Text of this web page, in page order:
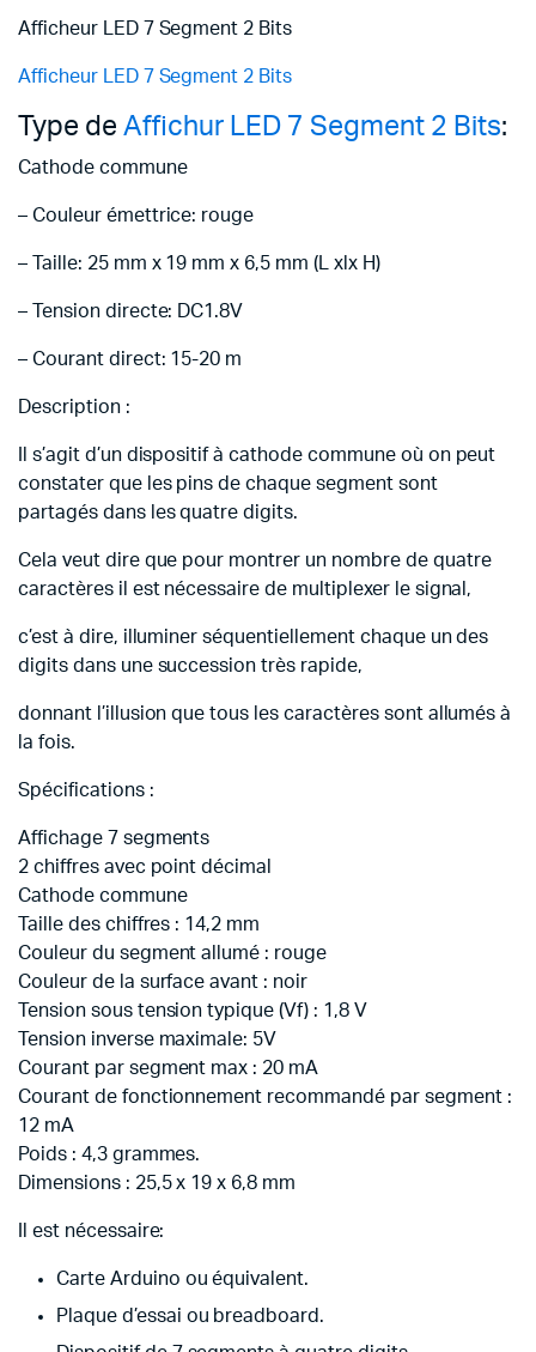
Afficheur LED 7 Segment 2 Bits
Afficheur LED 7 Segment 2 Bits
Type de Affichur LED 7 Segment 2 Bits:
Cathode commune
– Couleur émettrice: rouge
– Taille: 25 mm x 19 mm x 6,5 mm (L xlx H)
– Tension directe: DC1.8V
– Courant direct: 15-20 m
Description :
Il s’agit d’un dispositif à cathode commune où on peut
constater que les pins de chaque segment sont
partagés dans les quatre digits.
Cela veut dire que pour montrer un nombre de quatre
caractères il est nécessaire de multiplexer le signal,
c’est à dire, illuminer séquentiellement chaque un des
digits dans une succession très rapide,
donnant l’illusion que tous les caractères sont allumés à
la fois.
Spécifications :
Affichage 7 segments
2 chiffres avec point décimal
Cathode commune
Taille des chiffres : 14,2 mm
Couleur du segment allumé : rouge
Couleur de la surface avant : noir
Tension sous tension typique (Vf) : 1,8 V
Tension inverse maximale: 5V
Courant par segment max : 20 mA
Courant de fonctionnement recommandé par segment :
12 mA
Poids : 4,3 grammes.
Dimensions : 25,5 x 19 x 6,8 mm
Il est nécessaire:
Carte Arduino ou équivalent.
Plaque d’essai ou breadboard.